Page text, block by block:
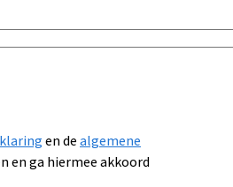
en dealgemene
en ga hiermee akkoord